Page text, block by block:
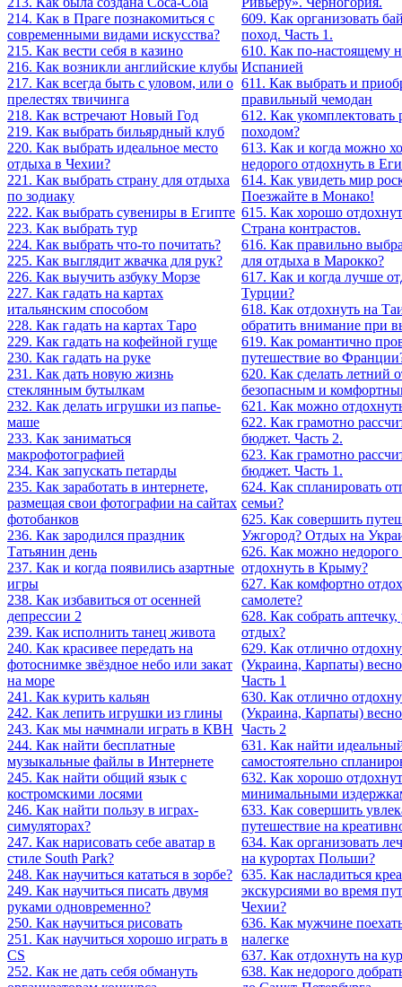
214. Как в Праге познакомиться с
современными видами искусства?
215. Как вести себя в казино
216. Как возникли английские клубы
217. Как всегда быть с уловом, или о
прелестях твичинга
218. Как встречают Новый Год
219. Как выбрать бильярдный клуб
220. Как выбрать идеальное место
отдыха в Чехии?
221. Как выбрать страну для отдыха
по зодиаку
222. Как выбрать сувениры в Египте
223. Как выбрать тур
224. Как выбрать что-то почитать?
225. Как выглядит жвачка для рук?
226. Как выучить азбуку Морзе
227. Как гадать на картах
итальянским способом
228. Как гадать на картах Таро
229. Как гадать на кофейной гуще
230. Как гадать на руке
231. Как дать новую жизнь
стеклянным бутылкам
232. Как делать игрушки из папье-
маше
233. Как заниматься
макрофотографией
234. Как запускать петарды
235. Как заработать в интернете,
размещая свои фотографии на сайтах
фотобанков
236. Как зародился праздник
Татьянин день
237. Как и когда появились азартные
игры
238. Как избавиться от осенней
депрессии 2
239. Как исполнить танец живота
240. Как красивее передать на
фотоснимке звёздное небо или закат
на море
241. Как курить кальян
242. Как лепить игрушки из глины
243. Как мы начмнали играть в КВН
244. Как найти бесплатные
музыкальные файлы в Интернете
245. Как найти общий язык с
костромскими лосями
246. Как найти пользу в играх-
симуляторах?
247. Как нарисовать себе аватар в
стиле South Park?
248. Как научиться кататься в зорбе?
249. Как научиться писать двумя
руками одновременно?
250. Как научиться рисовать
251. Как научиться хорошо играть в
CS
252. Как не дать себя обмануть
609. Как организовать
поход. Часть 1.
610. Как по-настоящему
Испанией
611. Как выбрать и
правильный чемодан
612. Как укомплектовать
походом?
613. Как и когда можно
недорого отдохнуть в
614. Как увидеть мир
Поезжайте в Монако!
615. Как хорошо
Страна контрастов.
616. Как правильно
для отдыха в Марокко?
617. Как и когда лучше
Турции?
618. Как отдохнуть на
обратить внимание при
619. Как романтично
путешествие во
620. Как сделать летний
безопасным и
621. Как можно
622. Как грамотно
бюджет. Часть 2.
623. Как грамотно
бюджет. Часть 1.
624. Как спланировать
семьи?
625. Как совершить
Ужгород? Отдых на
626. Как можно недорого
отдохнуть в Крыму?
627. Как комфортно
самолете?
628. Как собрать аптечку,
отдых?
629. Как отлично
(Украина, Карпаты)
Часть 1
630. Как отлично
(Украина, Карпаты)
Часть 2
631. Как найти
самостоятельно
632. Как хорошо
минимальными
633. Как совершить
путешествие на
634. Как организовать
на курортах Польши?
635. Как насладиться
экскурсиями во время
Чехии?
636. Как мужчине
налегке
637. Как отдохнуть на
638. Как недорого